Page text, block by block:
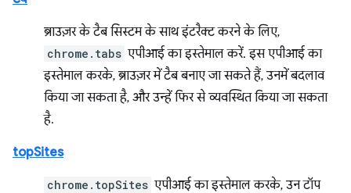
ब्राउज़र के टैब सिस्टम के साथ इंटरैक्ट करने के लिए,
chrome.tabs एपीआई का इस्तेमाल करें. इस एपीआई का
इस्तेमाल करके, ब्राउज़र में टैब बनाए जा सकते हैं, उनमें बदलाव
किया जा सकता है, और उन्हें फिर से व्यवस्थित किया जा सकता
है.
topSites
chrome.topSites एपीआई का इस्तेमाल करके, उन टॉप